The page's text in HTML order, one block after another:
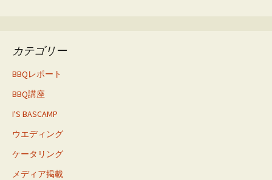
カテゴリー
BBQレポート
BBQ講座
I'S BASCAMP
ウエディング
ケータリング
メディア掲載